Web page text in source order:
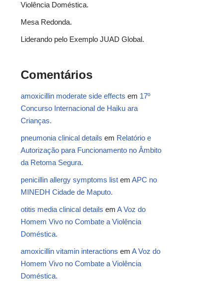
Violência Doméstica.
Mesa Redonda.
Liderando pelo Exemplo JUAD Global.
Comentários
amoxicillin moderate side effects em 17º
Concurso Internacional de Haiku ara
Crianças.
pneumonia clinical details em Relatório e
Autorização para Funcionamento no Âmbito
da Retoma Segura.
penicillin allergy symptoms list em APC no
MINEDH Cidade de Maputo.
otitis media clinical details em A Voz do
Homem Vivo no Combate a Violência
Doméstica.
amoxicillin vitamin interactions em A Voz do
Homem Vivo no Combate a Violência
Doméstica.